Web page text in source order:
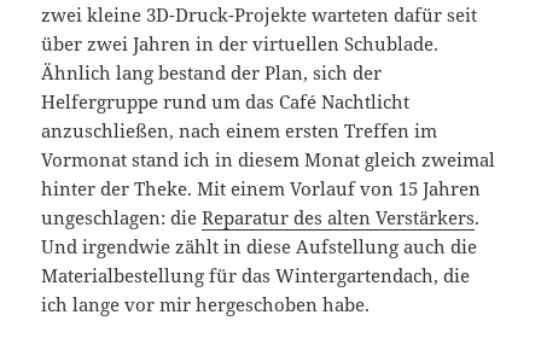
zwei kleine 3D-Druck-Projekte warteten dafür seit
über zwei Jahren in der virtuellen Schublade.
Ähnlich lang bestand der Plan, sich der
Helfergruppe rund um das Café Nachtlicht
anzuschließen, nach einem ersten Treffen im
Vormonat stand ich in diesem Monat gleich zweimal
hinter der Theke. Mit einem Vorlauf von 15 Jahren
ungeschlagen: dieReparatur des alten Verstärkers.
Und irgendwie zählt in diese Aufstellung auch die
Materialbestellung für das Wintergartendach, die
ich lange vor mir hergeschoben habe.